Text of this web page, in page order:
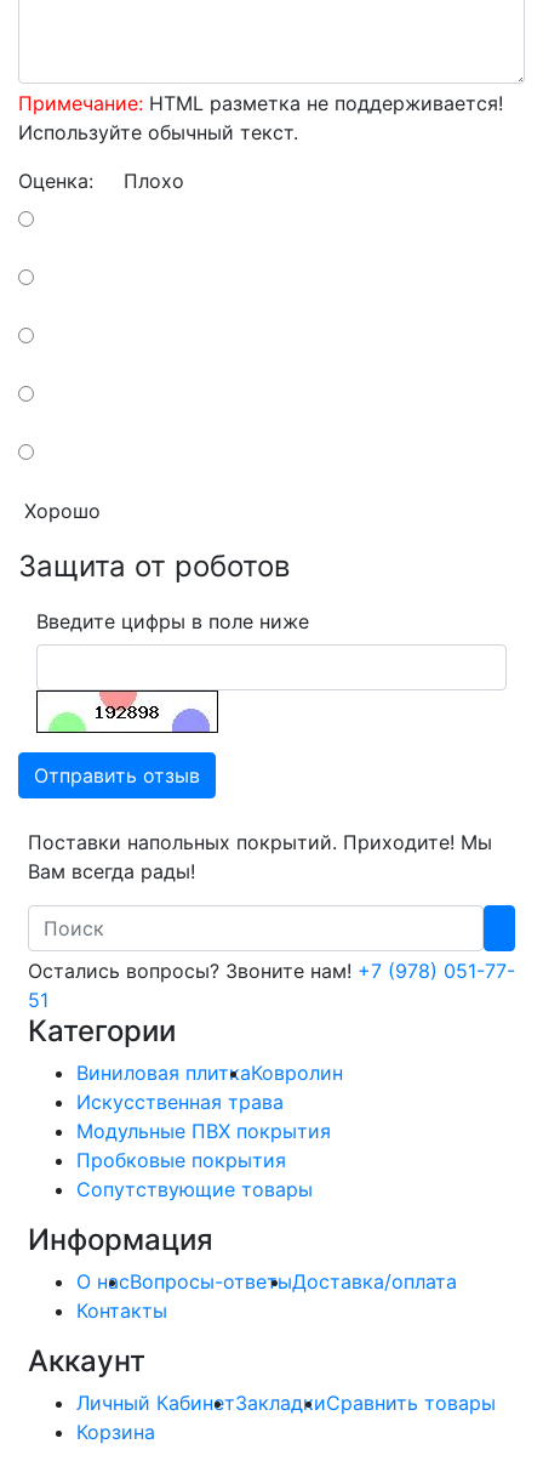
Примечание: HTML разметка не поддерживается!
Используйте обычный текст.
Оценка: Плохо
Хорошо
Защита от роботов
Введите цифры в поле ниже
Отправить отзыв
Поставки напольных покрытий. Приходите! Мы
Вам всегда рады!
Search
Остались вопросы? Звоните нам! +7 (978) 051-77-
51
Категории
Виниловая плиткаКовролин
Искусственная трава
Модульные ПВХ покрытия
Пробковые покрытия
Сопутствующие товары
Информация
О насВопросы-ответыДоставка/оплата
Контакты
Аккаунт
Личный КабинетЗакладкиСравнить товары
Корзина